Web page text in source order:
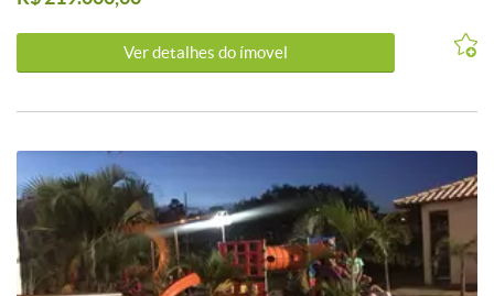
Ver detalhes do ímovel